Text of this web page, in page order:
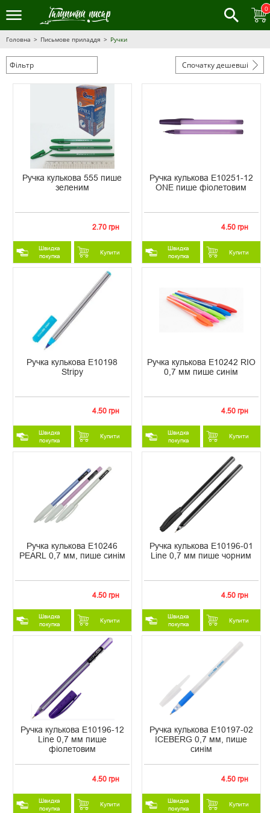
0
Головна Письмове приладдя Ручки
Фільтр Спочатку дешевші
Ручка кулькова 555 пише
зеленим
2.70 грн
Швидка
покупка
Купити
Ручка кулькова Е10251-12
ONE пише фіолетовим
4.50 грн
Швидка
покупка
Купити
Ручка кулькова Е10198
Stripy
4.50 грн
Швидка
покупка
Купити
Ручка кулькова E10242 RIO
0,7 мм пише синім
4.50 грн
Швидка
покупка
Купити
Ручка кулькова E10246
PEARL 0,7 мм, пише синім
4.50 грн
Швидка
покупка
Купити
Ручка кулькова Е10196-01
Line 0,7 мм пише чорним
4.50 грн
Швидка
покупка
Купити
Ручка кулькова Е10196-12
Line 0,7 мм пише
фіолетовим
4.50 грн
Швидка
покупка
Купити
Ручка кулькова Е10197-02
ICEBERG 0,7 мм, пише
синім
4.50 грн
Швидка
покупка
Купити